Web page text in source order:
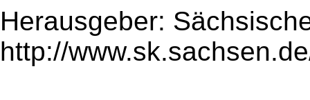
Herausgeber:
http://